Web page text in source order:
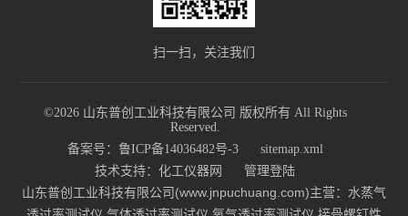
扫一扫，关注我们
©2026 山东普创工业科技有限公司 版权所有 All Rights
Reserved.
备案号：鲁ICP备14036482号-3
sitemap.xml
技术支持： 化工仪器网 管理登陆
山东普创工业科技有限公司(www.jnpuchuang.com)主营：水蒸气